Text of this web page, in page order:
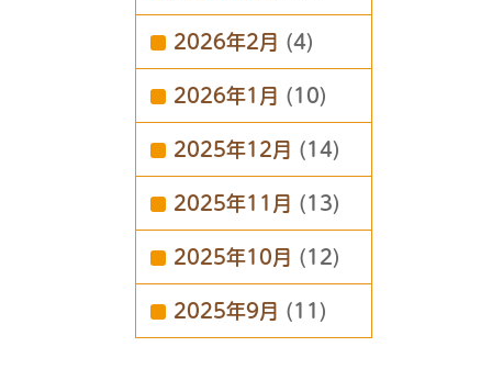
2026年2月 (4)
2026年1月 (10)
2025年12月 (14)
2025年11月 (13)
2025年10月 (12)
2025年9月 (11)